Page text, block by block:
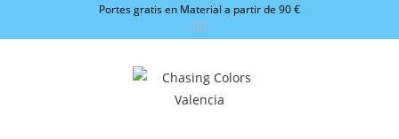
Portes gratis en Material a partir de 90 €